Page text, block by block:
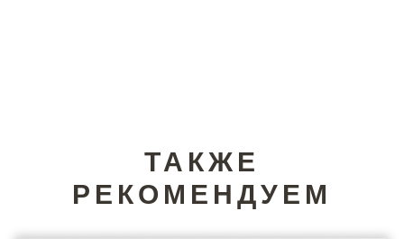
ТАКЖЕ
РЕКОМЕНДУЕМ